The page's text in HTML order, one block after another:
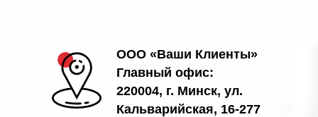
ООО «Ваши Клиенты»
Главный офис:
220004, г. Минск, ул.
Кальварийская, 16-277